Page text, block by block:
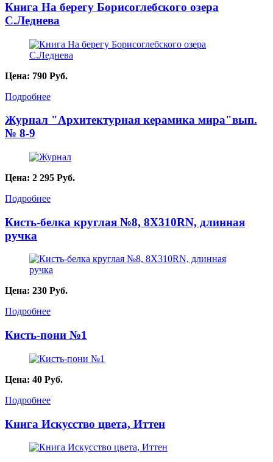
Книга На берегу Борисоглебского озера
С.Леднева
Цена: 790 Руб.
Подробнее
Журнал "Архитектурная керамика мира"вып.
№ 8-9
Цена: 2 295 Руб.
Подробнее
Кисть-белка круглая №8, 8X310RN, длинная
ручка
Цена: 230 Руб.
Подробнее
Кисть-пони №1
Цена: 40 Руб.
Подробнее
Книга Искусство цвета, Иттен